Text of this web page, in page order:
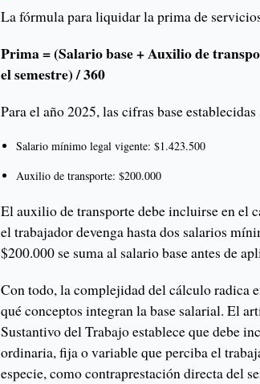
La fórmula para liquidar la prima de
Prima = (Salario base + Auxilio de
el semestre) / 360
Para el año 2025, las cifras base establecidas
Salario mínimo legal vigente: $1.423.500
Auxilio de transporte: $200.000
El auxilio de transporte debe incluirse en el
el trabajador devenga hasta dos salarios
$200.000 se suma al salario base antes de
Con todo, la complejidad del cálculo radica
qué conceptos integran la base salarial. El
Sustantivo del Trabajo establece que debe
ordinaria, fija o variable que perciba el
especie, como contraprestación directa del